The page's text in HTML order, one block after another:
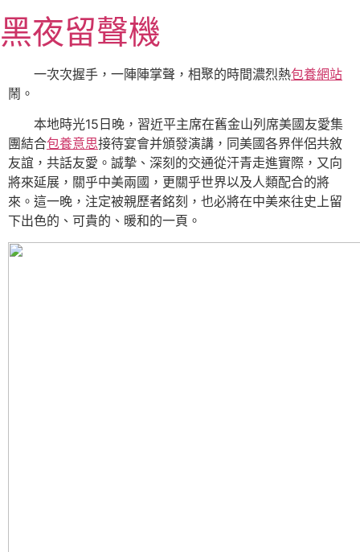
至
主
內
黑夜留聲機
一次次握手，一陣陣掌聲，相聚的時間濃烈熱包養網站
鬧。
本地時光15日晚，習近平主席在舊金山列席美國友愛集
團結合包養意思接待宴會并頒發演講，同美國各界伴侶共敘
友誼，共話友愛。誠摯、深刻的交通從汗青走進實際，又向
將來延展，關乎中美兩國，更關乎世界以及人類配合的將
來。這一晚，注定被親歷者銘刻，也必將在中美來往史上留
下出色的、可貴的、暖和的一頁。